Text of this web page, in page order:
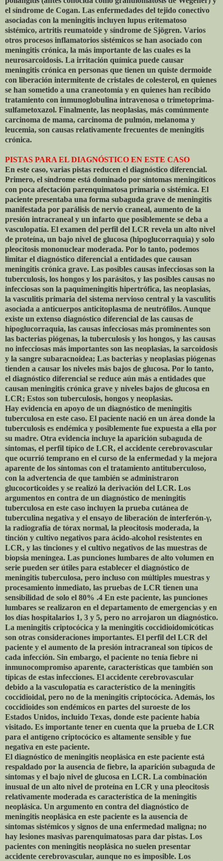
el síndrome de Cogan. Las enfermedades del tejido conectivo
asociadas con la meningitis incluyen lupus eritematoso
sistémico, artritis reumatoide y síndrome de Sjögren. Varios
otros procesos inflamatorios sistémicos se han asociado con
meningitis crónica, la más importante de las cuales es la
neurosarcoidosis. La irritación química puede causar
meningitis crónica en personas que tienen un quiste dermoide
con liberación intermitente de cristales de colesterol, en quienes
se han sometido a una craneotomía y en quienes han recibido
tratamiento con inmunoglobulina intravenosa o trimetoprima-
sulfametoxazol. Finalmente, las neoplasias, más comúnmente
carcinoma de mama, carcinoma de pulmón, melanoma y
leucemia, son causas relativamente frecuentes de meningitis
crónica.
PISTAS PARA EL DIAGNÓSTICO EN ESTE CASO
En este caso, varias pistas reducen el diagnóstico diferencial.
Primero, el síndrome está dominado por síntomas meningíticos
con poca afectación parenquimatosa primaria o sistémica. El
paciente presentaba una forma subaguda grave de meningitis
manifestada por parálisis de nervio craneal, aumento de la
presión intracraneal y un infarto que posiblemente se deba a
vasculopatía. El examen del perfil del LCR revela un alto nivel
de proteína, un bajo nivel de glucosa (hipoglucorraquia) y solo
pleocitosis mononuclear moderada. Por lo tanto, podemos
limitar el diagnóstico diferencial a entidades que causan
meningitis crónica grave. Las posibles causas infecciosas son la
tuberculosis, los hongos y los parásitos, y las posibles causas no
infecciosas son la paquimeningitis hipertrófica, las neoplasias,
la vasculitis primaria del sistema nervioso central y la vasculitis
asociada a anticuerpos anticitoplasma de neutrófilos. Aunque
existe un extenso diagnóstico diferencial de las causas de
hipoglucorraquia, las causas infecciosas más prominentes son
las bacterias piógenas, la tuberculosis y los hongos, y las causas
no infecciosas más importantes son las neoplasias, la sarcoidosis
y la sangre subaracnoidea; Las bacterias y neoplasias piógenas
tienden a causar los niveles más bajos de glucosa. Por lo tanto,
el diagnóstico diferencial se reduce aún más a entidades que
causan meningitis crónica grave y niveles bajos de glucosa en
LCR; Estos son tuberculosis, hongos y neoplasias.
Hay evidencia en apoyo de un diagnóstico de meningitis
tuberculosa en este caso. El paciente nació en un área donde la
tuberculosis es endémica y posiblemente fue expuesta a ella por
su madre. Otra evidencia incluye la aparición subaguda de
síntomas, el perfil típico de LCR, el accidente cerebrovascular
que ocurrió temprano en el curso de la enfermedad y la mejora
aparente de los síntomas con el tratamiento antituberculoso,
con la advertencia de que también se administraron
glucocorticoides y se realizó la derivación del LCR. Los
argumentos en contra de un diagnóstico de meningitis
tuberculosa en este caso incluyen la prueba cutánea de
tuberculina negativa y el ensayo de liberación de interferón-γ,
la radiografía de tórax normal, la pleocitosis moderada, la
tinción y cultivo negativos para ácido-alcohol resistentes en
LCR, y las tinciones y el cultivo negativos de las muestras de
biopsia meníngea. Las punciones lumbares de alto volumen en
serie pueden ser útiles para establecer el diagnóstico de
meningitis tuberculosa, pero incluso con múltiples muestras y
procesamiento inmediato, las pruebas de LCR tienen una
sensibilidad de solo el 80% .4 En este paciente, las punciones
lumbares se realizaron en el departamento de emergencias y en
los días hospitalarios 1, 3 y 5, pero no arrojaron un diagnóstico.
La meningitis criptocócica y la meningitis coccidioidomicóticas
son otras consideraciones importantes. El perfil del LCR del
paciente y el aumento de la presión intracraneal son típicos de
cada infección. Sin embargo, el paciente no tenía fiebre ni
inmunocompromiso aparente, características que también son
típicas de estas infecciones. El accidente cerebrovascular
debido a la vasculopatía es característico de la meningitis
coccidioidal, pero no de la meningitis criptocócica. Además, los
coccidioides son endémicos en partes del suroeste de los
Estados Unidos, incluido Texas, donde este paciente había
visitado. Es importante tener en cuenta que la prueba de LCR
para el antígeno criptocócico es altamente sensible y fue
negativa en este paciente.
El diagnóstico de meningitis neoplásica en este paciente está
respaldado por la ausencia de fiebre, la aparición subaguda de
síntomas y el bajo nivel de glucosa en LCR. La combinación
inusual de un alto nivel de proteína en LCR y una pleocitosis
relativamente moderada es característica de la meningitis
neoplásica. Un argumento en contra del diagnóstico de
meningitis neoplásica en este paciente es la ausencia de
síntomas sistémicos y signos de una enfermedad maligna; no
hay lesiones masivas parenquimatosas para dar pistas. Los
pacientes con meningitis neoplásica no suelen presentar
accidente cerebrovascular, aunque no es imposible. Los